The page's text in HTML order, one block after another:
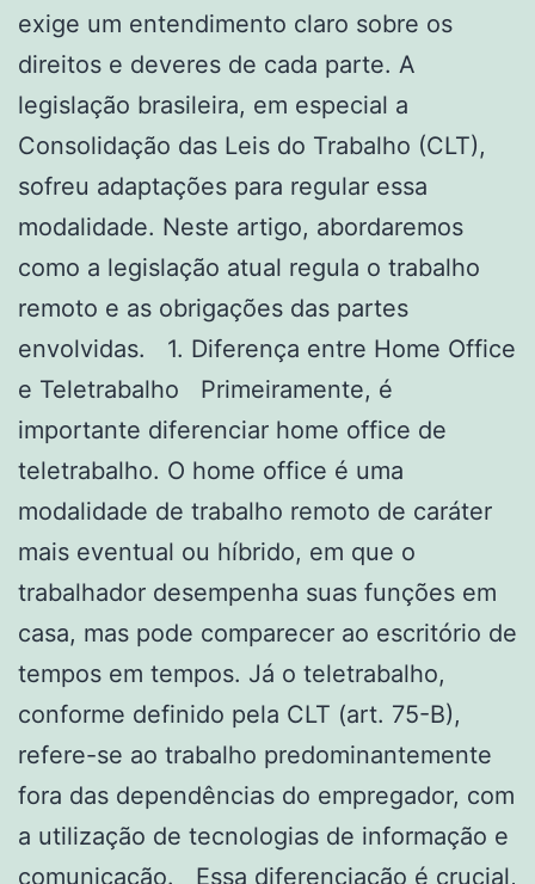
exige um entendimento claro sobre os
direitos e deveres de cada parte. A
legislação brasileira, em especial a
Consolidação das Leis do Trabalho (CLT),
sofreu adaptações para regular essa
modalidade. Neste artigo, abordaremos
como a legislação atual regula o trabalho
remoto e as obrigações das partes
envolvidas. 1. Diferença entre Home Office
e Teletrabalho Primeiramente, é
importante diferenciar home office de
teletrabalho. O home office é uma
modalidade de trabalho remoto de caráter
mais eventual ou híbrido, em que o
trabalhador desempenha suas funções em
casa, mas pode comparecer ao escritório de
tempos em tempos. Já o teletrabalho,
conforme definido pela CLT (art. 75-B),
refere-se ao trabalho predominantemente
fora das dependências do empregador, com
a utilização de tecnologias de informação e
comunicação. Essa diferenciação é crucial,